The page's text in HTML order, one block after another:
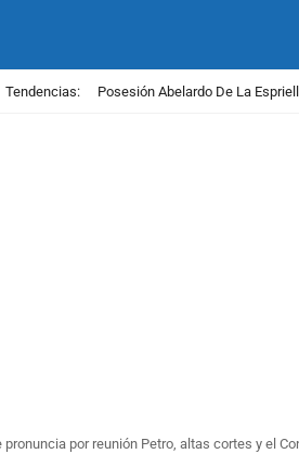
Tendencias: Posesión Abelardo De La
por reunión Petro, altas cortes y el